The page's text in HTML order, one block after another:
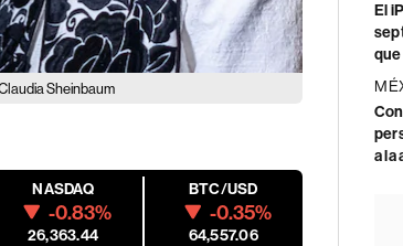
Sheinbaum
NASDAQ
-0.83%
26,363.44
BTC/USD
-0.35%
64,557.06
El
que
a la